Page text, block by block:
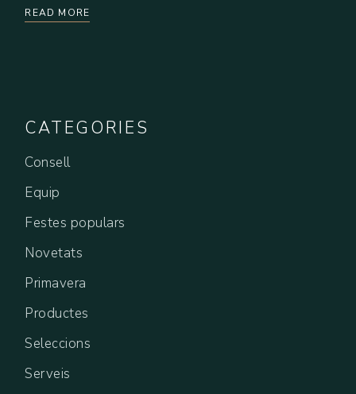
READ MORE
CATEGORIES
Consell
Equip
Festes populars
Novetats
Primavera
Productes
Seleccions
Serveis